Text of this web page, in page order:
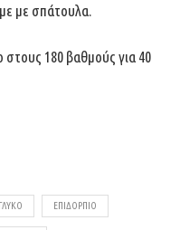
με σπάτουλα.
180 βαθμούς για 40
ΓΛΥΚΌ ΕΠΙΔΌΡΠΙΟ